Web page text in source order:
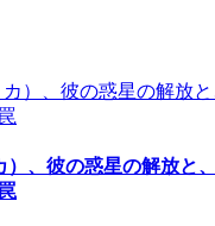
、彼の惑星の解放と